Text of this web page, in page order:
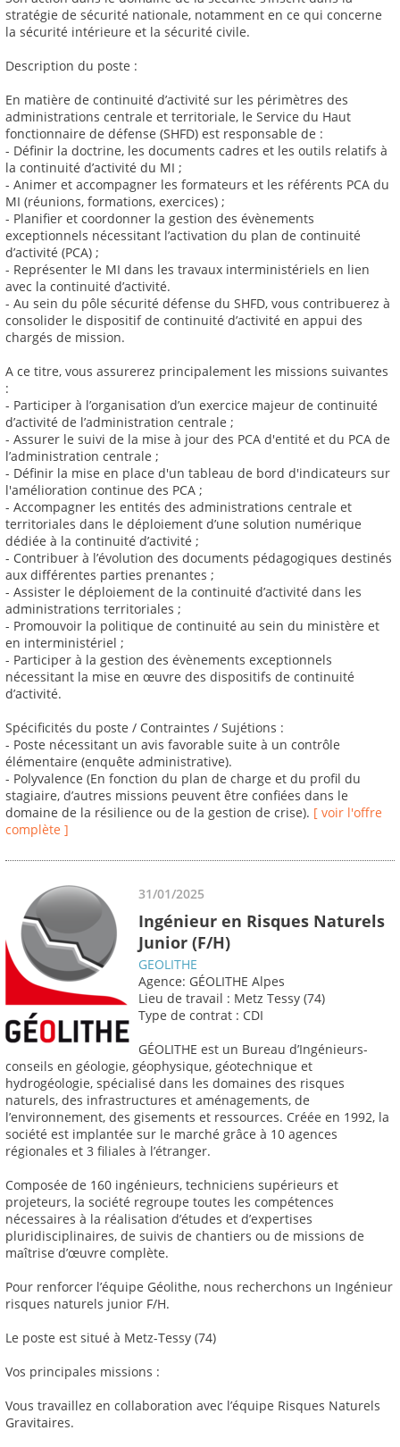
stratégie de sécurité nationale, notamment en ce qui concerne
la sécurité intérieure et la sécurité civile.
Description du poste :
En matière de continuité d’activité sur les périmètres des
administrations centrale et territoriale, le Service du Haut
fonctionnaire de défense (SHFD) est responsable de :
- Définir la doctrine, les documents cadres et les outils relatifs à
la continuité d’activité du MI ;
- Animer et accompagner les formateurs et les référents PCA du
MI (réunions, formations, exercices) ;
- Planifier et coordonner la gestion des évènements
exceptionnels nécessitant l’activation du plan de continuité
d’activité (PCA) ;
- Représenter le MI dans les travaux interministériels en lien
avec la continuité d’activité.
- Au sein du pôle sécurité défense du SHFD, vous contribuerez à
consolider le dispositif de continuité d’activité en appui des
chargés de mission.
A ce titre, vous assurerez principalement les missions suivantes
:
- Participer à l’organisation d’un exercice majeur de continuité
d’activité de l’administration centrale ;
- Assurer le suivi de la mise à jour des PCA d'entité et du PCA de
l’administration centrale ;
- Définir la mise en place d'un tableau de bord d'indicateurs sur
l'amélioration continue des PCA ;
- Accompagner les entités des administrations centrale et
territoriales dans le déploiement d’une solution numérique
dédiée à la continuité d’activité ;
- Contribuer à l’évolution des documents pédagogiques destinés
aux différentes parties prenantes ;
- Assister le déploiement de la continuité d’activité dans les
administrations territoriales ;
- Promouvoir la politique de continuité au sein du ministère et
en interministériel ;
- Participer à la gestion des évènements exceptionnels
nécessitant la mise en œuvre des dispositifs de continuité
d’activité.
Spécificités du poste / Contraintes / Sujétions :
- Poste nécessitant un avis favorable suite à un contrôle
élémentaire (enquête administrative).
- Polyvalence (En fonction du plan de charge et du profil du
stagiaire, d’autres missions peuvent être confiées dans le
domaine de la résilience ou de la gestion de crise). [ voir l'offre
complète ]
31/01/2025
Ingénieur en Risques Naturels
Junior (F/H)
GEOLITHE
Agence: GÉOLITHE Alpes
Lieu de travail : Metz Tessy (74)
Type de contrat : CDI
GÉOLITHE est un Bureau d’Ingénieurs-
conseils en géologie, géophysique, géotechnique et
hydrogéologie, spécialisé dans les domaines des risques
naturels, des infrastructures et aménagements, de
l’environnement, des gisements et ressources. Créée en 1992, la
société est implantée sur le marché grâce à 10 agences
régionales et 3 filiales à l’étranger.
Composée de 160 ingénieurs, techniciens supérieurs et
projeteurs, la société regroupe toutes les compétences
nécessaires à la réalisation d’études et d’expertises
pluridisciplinaires, de suivis de chantiers ou de missions de
maîtrise d’œuvre complète.
Pour renforcer l’équipe Géolithe, nous recherchons un Ingénieur
risques naturels junior F/H.
Le poste est situé à Metz-Tessy (74)
Vos principales missions :
Vous travaillez en collaboration avec l’équipe Risques Naturels
Gravitaires.